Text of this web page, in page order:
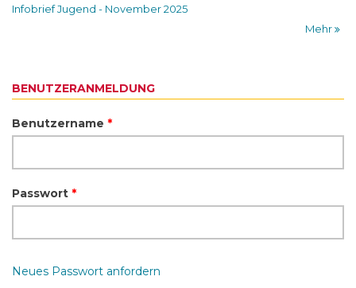
Infobrief Jugend - November 2025
Mehr
BENUTZERANMELDUNG
Benutzername *
Passwort *
Neues Passwort anfordern